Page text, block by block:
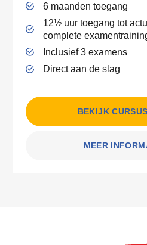
6 maanden toegang
12½ uur toegang tot
complete
Inclusief 3 examens
Direct aan de slag
BEKIJK
MEER